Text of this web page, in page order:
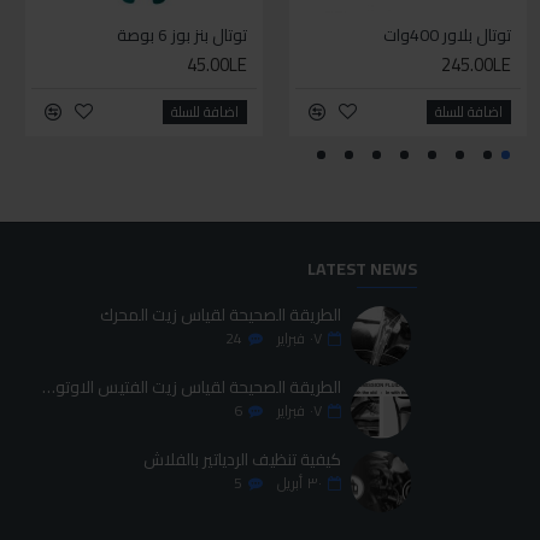
سيليكون متعدد الاستخدام
70.00LE
اضافة للسلة
700.00LE
اضافة للسلة
توتال بلاور 400وات
245.00LE
اضافة للسلة
توتال بنز بوز 6 بوصة
45.00LE
اضافة للسلة
LATEST NEWS
الطريقة الصحيحة لقياس زيت المحرك
٠٧ فبراير 24
الطريقة الصحيحة لقياس زيت الفتيس الاوتوماتيك
٠٧ فبراير 6
كيفية تنظيف الردياتير بالفلاش
٣٠ أبريل 5